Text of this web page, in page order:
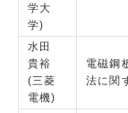
学大
学)
水田
貴裕
(三菱
電機)
電磁鋼
法に関